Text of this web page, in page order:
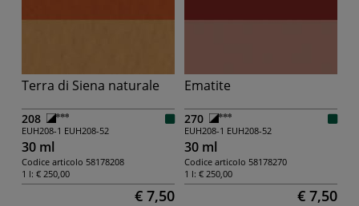
Terra di Siena naturale
208
EUH208-1 EUH208-52
30 ml
Codice articolo 58178208
1 l: € 250,00
€ 7,50
Ematite
270
EUH208-1 EUH208-52
30 ml
Codice articolo 58178270
1 l: € 250,00
€ 7,50